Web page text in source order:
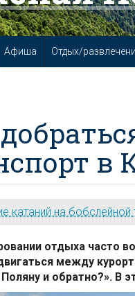
Афиша Отдых/
в
катаний на бобслейной
отдыха часто
между
и обратно?». В